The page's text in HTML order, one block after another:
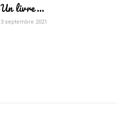
Un livre…
3 septembre 2021